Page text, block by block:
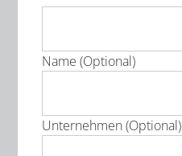
Name (Optional)
Unternehmen (Optional)